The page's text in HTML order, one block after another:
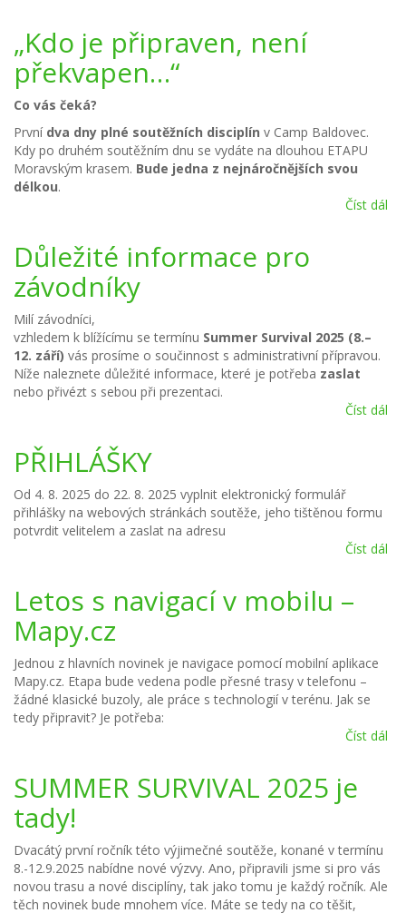
„Kdo je připraven, není
překvapen…“
Co vás čeká?
První dva dny plné soutěžních disciplín v Camp Baldovec.
Kdy po druhém soutěžním dnu se vydáte na dlouhou ETAPU
Moravským krasem. Bude jedna z nejnáročnějších svou
délkou.
Číst dál
Důležité informace pro
závodníky
Milí závodníci,
vzhledem k blížícímu se termínu Summer Survival 2025 (8.–
12. září) vás prosíme o součinnost s administrativní přípravou.
Níže naleznete důležité informace, které je potřeba zaslat
nebo přivézt s sebou při prezentaci.
Číst dál
PŘIHLÁŠKY
Od 4. 8. 2025 do 22. 8. 2025 vyplnit elektronický formulář
přihlášky na webových stránkách soutěže, jeho tištěnou formu
potvrdit velitelem a zaslat na adresu
Číst dál
Letos s navigací v mobilu –
Mapy.cz
Jednou z hlavních novinek je navigace pomocí mobilní aplikace
Mapy.cz. Etapa bude vedena podle přesné trasy v telefonu –
žádné klasické buzoly, ale práce s technologií v terénu. Jak se
tedy připravit? Je potřeba:
Číst dál
SUMMER SURVIVAL 2025 je
tady!
Dvacátý první ročník této výjimečné soutěže, konané v termínu
8.-12.9.2025 nabídne nové výzvy. Ano, připravili jsme si pro vás
novou trasu a nové disciplíny, tak jako tomu je každý ročník. Ale
těch novinek bude mnohem více. Máte se tedy na co těšit,